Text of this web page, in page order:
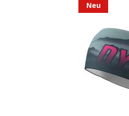
Neu